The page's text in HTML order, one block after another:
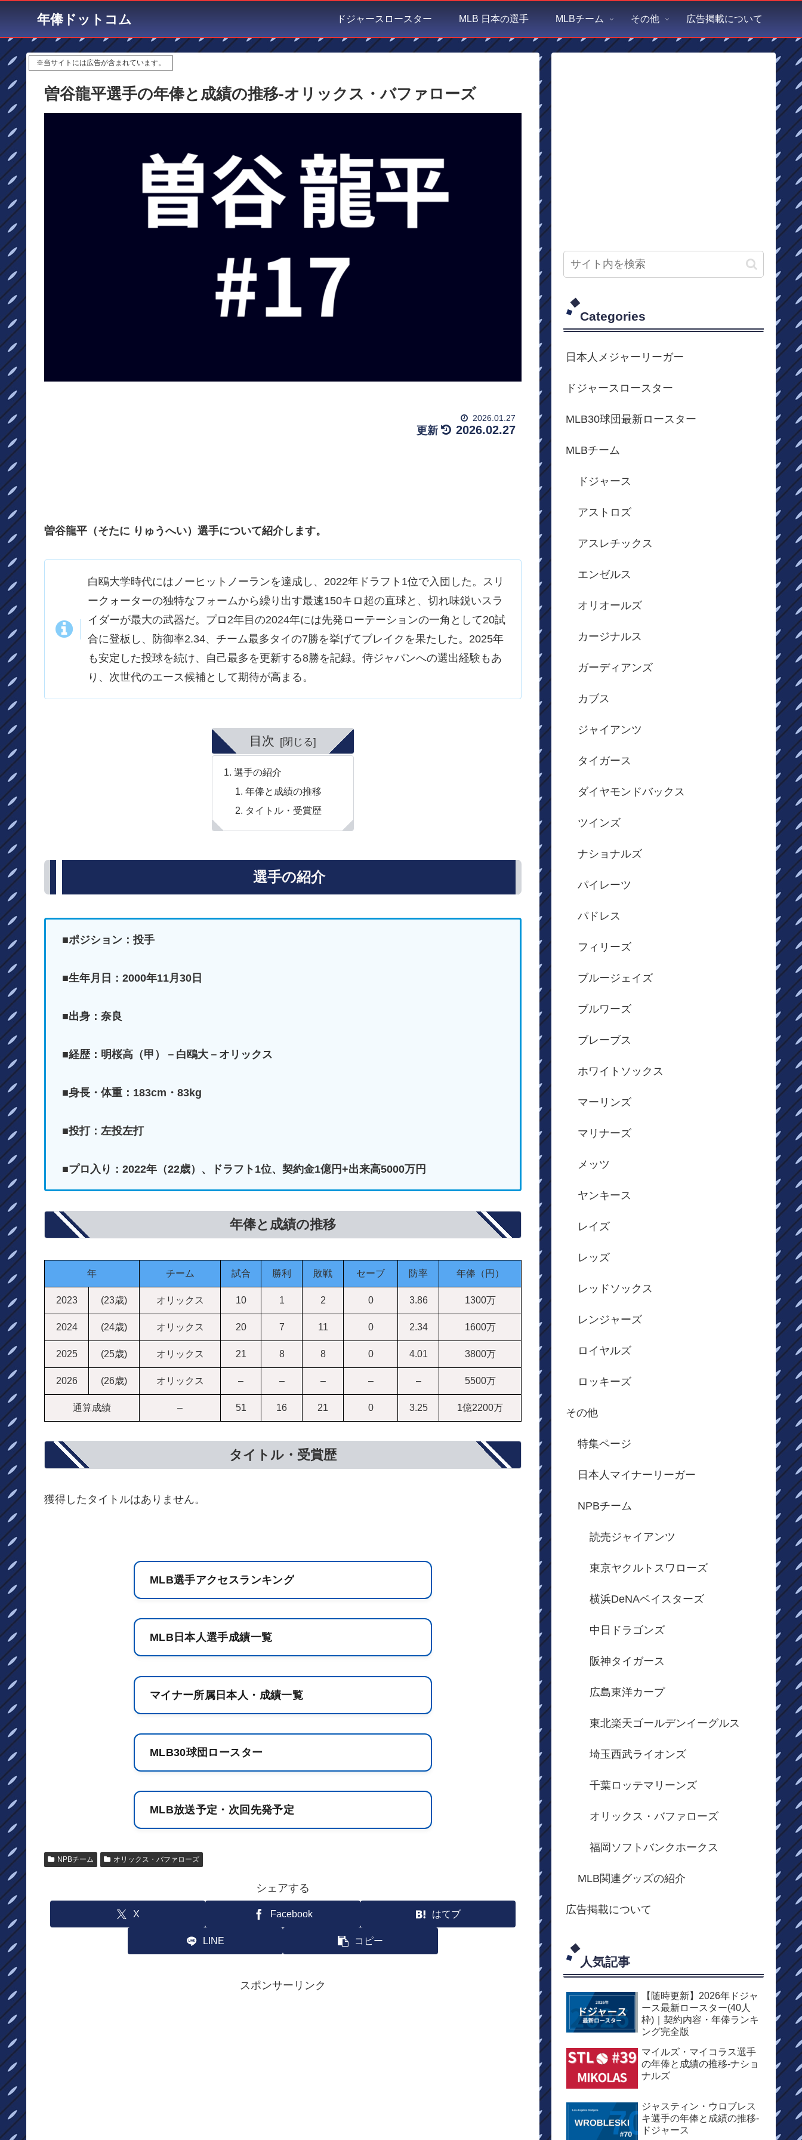
年俸ドットコム ドジャースロースター MLB 日本の選手 MLBチーム その他 広告掲載について
※当サイトには広告が含まれています。
曽谷龍平選手の年俸と成績の推移-オリックス・バファローズ
2026.01.27
2026.02.27
曽谷龍平（そたに りゅうへい）選手について紹介します。
白鴎大学時代にはノーヒットノーランを達成し、2022年ドラフト1位で入団した。スリ
ークォーターの独特なフォームから繰り出す最速150キロ超の直球と、切れ味鋭いスラ
イダーが最大の武器だ。プロ2年目の2024年には先発ローテーションの一角として20試
合に登板し、防御率2.34、チーム最多タイの7勝を挙げてブレイクを果たした。2025年
も安定した投球を続け、自己最多を更新する8勝を記録。侍ジャパンへの選出経験もあ
り、次世代のエース候補として期待が高まる。
目次
選手の紹介
年俸と成績の推移
タイトル・受賞歴
選手の紹介
■ポジション：投手
■生年月日：2000年11月30日
■出身：奈良
■経歴：明桜高（甲）－白鴎大－オリックス
■身長・体重：183cm・83kg
■投打：左投左打
■プロ入り：2022年（22歳）、ドラフト1位、契約金1億円+出来高5000万円
年俸と成績の推移
年 チーム 試合 勝利 敗戦 セーブ 防率 年俸（円）
2023 (23歳) オリックス 10 1 2 0 3.86 1300万
2024 (24歳) オリックス 20 7 11 0 2.34 1600万
2025 (25歳) オリックス 21 8 8 0 4.01 3800万
2026 (26歳) オリックス – – – – – 5500万
通算成績 – 51 16 21 0 3.25 1億2200万
タイトル・受賞歴
獲得したタイトルはありません。
MLB選手アクセスランキング
MLB日本人選手成績一覧
マイナー所属日本人・成績一覧
MLB30球団ロースター
MLB放送予定・次回先発予定
NPBチーム オリックス・バファローズ
シェアする
X Facebook はてブ
LINE コピー
スポンサーリンク
Categories
日本人メジャーリーガー
ドジャースロースター
MLB30球団最新ロースター
MLBチーム
ドジャース
アストロズ
アスレチックス
エンゼルス
オリオールズ
カージナルス
ガーディアンズ
カブス
ジャイアンツ
タイガース
ダイヤモンドバックス
ツインズ
ナショナルズ
パイレーツ
パドレス
フィリーズ
ブルージェイズ
ブルワーズ
ブレーブス
ホワイトソックス
マーリンズ
マリナーズ
メッツ
ヤンキース
レイズ
レッズ
レッドソックス
レンジャーズ
ロイヤルズ
ロッキーズ
その他
特集ページ
日本人マイナーリーガー
NPBチーム
読売ジャイアンツ
東京ヤクルトスワローズ
横浜DeNAベイスターズ
中日ドラゴンズ
阪神タイガース
広島東洋カープ
東北楽天ゴールデンイーグルス
埼玉西武ライオンズ
千葉ロッテマリーンズ
オリックス・バファローズ
福岡ソフトバンクホークス
MLB関連グッズの紹介
広告掲載について
人気記事
【随時更新】2026年ドジャ
ース最新ロースター(40人
枠)｜契約内容・年俸ランキ
ング完全版
マイルズ・マイコラス選手
の年俸と成績の推移-ナショ
ナルズ
ジャスティン・ウロブレス
キ選手の年俸と成績の推移-
ドジャース